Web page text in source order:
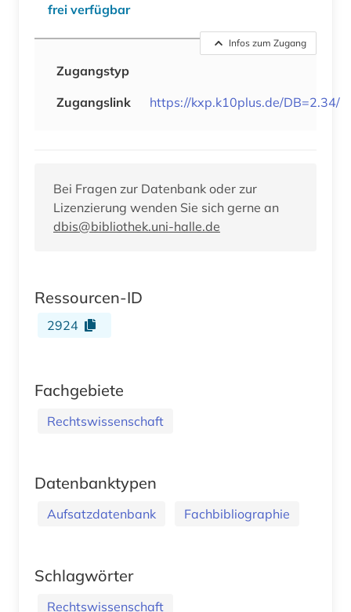
frei verfügbar
Infos zum Zugang
Zugangstyp
Zugangslink
https://kxp.k10plus.de/DB=2.34/
Bei Fragen zur Datenbank oder zur
Lizenzierung wenden Sie sich gerne an
dbis@bibliothek.uni-halle.de
Ressourcen-ID
2924
Fachgebiete
Rechtswissenschaft
Datenbanktypen
Aufsatzdatenbank Fachbibliographie
Schlagwörter
Rechtswissenschaft